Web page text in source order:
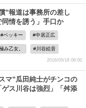
”報道は事務所の差し
情を誘う」手口か
ベッキー 中居正広
み乙女。 川谷絵音
2016/05/18 08:00
マ”瓜田純士がチンコの
ス川谷は強烈」「舛添